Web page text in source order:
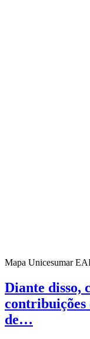
Mapa Unicesumar
Diante disso,
de…